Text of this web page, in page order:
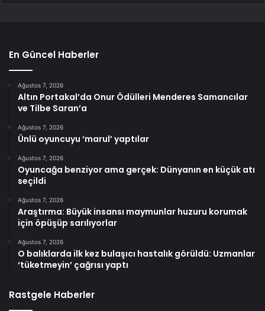
En Güncel Haberler
Ağustos 7, 2026
Altın Portakal’da Onur Ödülleri Menderes Samancılar
ve Tilbe Saran’a
Ağustos 7, 2026
Ünlü oyuncuyu ‘marul’ yaptılar
Ağustos 7, 2026
Oyuncağa benziyor ama gerçek: Dünyanın en küçük atı
seçildi
Ağustos 7, 2026
Araştırma: Büyük insansı maymunlar huzuru korumak
için öpüşüp sarılıyorlar
Ağustos 7, 2026
O balıklarda ilk kez bulaşıcı hastalık görüldü: Uzmanlar
‘tüketmeyin’ çağrısı yaptı
Rastgele Haberler